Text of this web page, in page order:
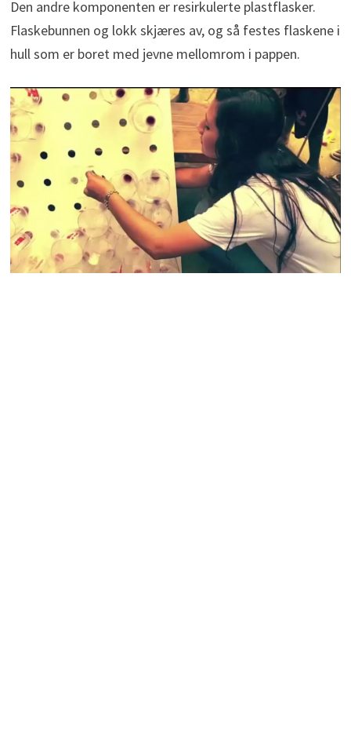
Den andre komponenten er resirkulerte plastflasker.
Flaskebunnen og lokk skjæres av, og så festes flaskene i
hull som er boret med jevne mellomrom i pappen.